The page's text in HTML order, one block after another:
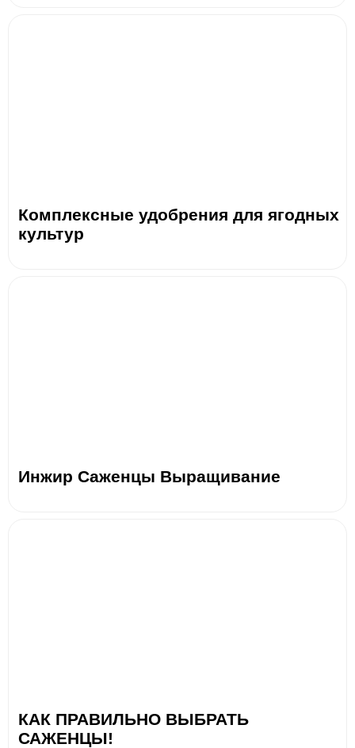
Комплексные удобрения для ягодных
культур
Инжир Саженцы Выращивание
КАК ПРАВИЛЬНО ВЫБРАТЬ
САЖЕНЦЫ!